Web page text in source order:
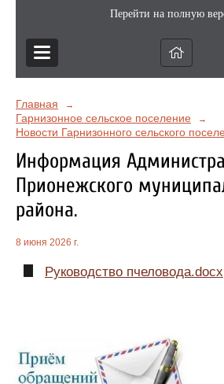
Перейти на полную
Главная →
Гарнизонное сельское поселение →
Новости Гарнизонного сельского
Информация
Прионежского
района.
8 июня 2026 г.
Руководство пчеловода.docx